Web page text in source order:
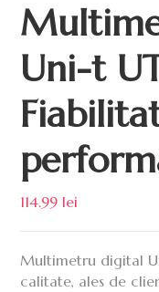
Uni-t
114.99 lei
Multimetru digital
calitate, ales de